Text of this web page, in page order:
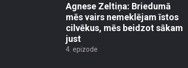
Agnese Zeltiņa: Briedumā
mēs vairs nemeklējam īstos
cilvēkus, mēs beidzot sākam
just
4. epizode